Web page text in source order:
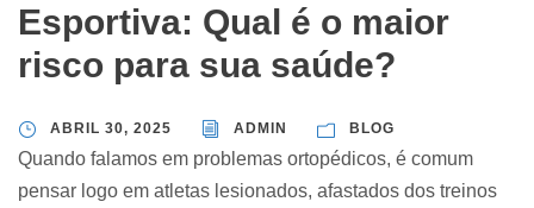
Esportiva: Qual é o maior
risco para sua saúde?
ABRIL 30, 2025 ADMIN BLOG
Quando falamos em problemas ortopédicos, é comum
pensar logo em atletas lesionados, afastados dos treinos